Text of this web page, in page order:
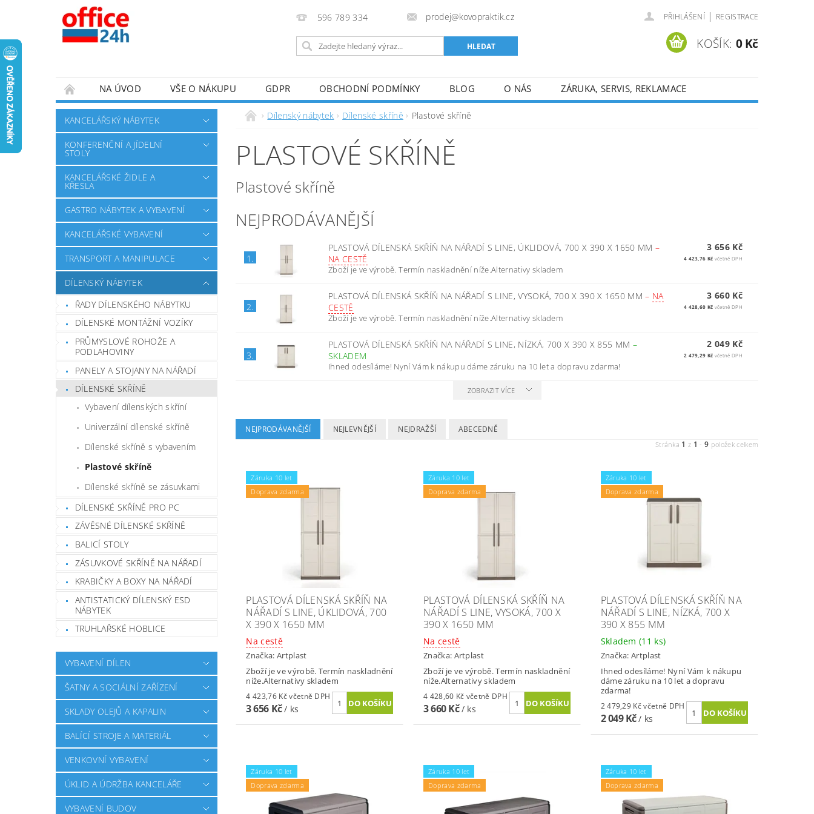
596 789 334 prodej@kovopraktik.cz PŘIHLÁŠENÍ | REGISTRACE
KOŠÍK: 0 Kč
NA ÚVOD VŠE O NÁKUPU GDPR OBCHODNÍ PODMÍNKY BLOG O NÁS ZÁRUKA, SERVIS, REKLAMACE
KANCELÁŘSKÝ NÁBYTEK
KONFERENČNÍ A JÍDELNÍ
STOLY
KANCELÁŘSKÉ ŽIDLE A
KŘESLA
GASTRO NÁBYTEK A VYBAVENÍ
KANCELÁŘSKÉ VYBAVENÍ
TRANSPORT A MANIPULACE
DÍLENSKÝ NÁBYTEK
ŘADY DÍLENSKÉHO NÁBYTKU
DÍLENSKÉ MONTÁŽNÍ VOZÍKY
PRŮMYSLOVÉ ROHOŽE A
PODLAHOVINY
PANELY A STOJANY NA NÁŘADÍ
DÍLENSKÉ SKŘÍNĚ
Vybavení dílenských skříní
Univerzální dílenské skříně
Dílenské skříně s vybavením
Plastové skříně
Dílenské skříně se zásuvkami
DÍLENSKÉ SKŘÍNĚ PRO PC
ZÁVĚSNÉ DÍLENSKÉ SKŘÍNĚ
BALICÍ STOLY
ZÁSUVKOVÉ SKŘÍNĚ NA NÁŘADÍ
KRABIČKY A BOXY NA NÁŘADÍ
ANTISTATICKÝ DÍLENSKÝ ESD
NÁBYTEK
TRUHLAŘSKÉ HOBLICE
VYBAVENÍ DÍLEN
ŠATNY A SOCIÁLNÍ ZAŘÍZENÍ
SKLADY OLEJŮ A KAPALIN
BALÍCÍ STROJE A MATERIÁL
VENKOVNÍ VYBAVENÍ
ÚKLID A ÚDRŽBA KANCELÁŘE
VYBAVENÍ BUDOV
Dílenský nábytek Dílenské skříně Plastové skříně
PLASTOVÉ SKŘÍNĚ
Plastové skříně
NEJPRODÁVANĚJŠÍ
1.
PLASTOVÁ DÍLENSKÁ SKŘÍŇ NA NÁŘADÍ S LINE, ÚKLIDOVÁ, 700 X 390 X 1650 MM –
NA CESTĚ
Zboží je ve výrobě. Termín naskladnění níže.Alternativy skladem
3 656 Kč
4 423,76 Kč včetně DPH
2.
PLASTOVÁ DÍLENSKÁ SKŘÍŇ NA NÁŘADÍ S LINE, VYSOKÁ, 700 X 390 X 1650 MM– NA
CESTĚ
Zboží je ve výrobě. Termín naskladnění níže.Alternativy skladem
3 660 Kč
4 428,60 Kč včetně DPH
3.
PLASTOVÁ DÍLENSKÁ SKŘÍŇ NA NÁŘADÍ S LINE, NÍZKÁ, 700 X 390 X 855 MM –
SKLADEM
Ihned odesíláme! Nyní Vám k nákupu dáme záruku na 10 let a dopravu zdarma!
2 049 Kč
2 479,29 Kč včetně DPH
ZOBRAZIT VÍCE
NEJPRODÁVANĚJŠÍ NEJLEVNĚJŠÍ NEJDRAŽŠÍ ABECEDNĚ
Stránka 1 z 1 -9 položek celkem
Záruka 10 let
Doprava zdarma
PLASTOVÁ DÍLENSKÁ SKŘÍŇ NA
NÁŘADÍ S LINE, ÚKLIDOVÁ, 700
X 390 X 1650 MM
Na cestě
Značka: Artplast
Zboží je ve výrobě. Termín naskladnění
níže.Alternativy skladem
4 423,76 Kč včetně DPH
3 656 Kč/ ks
Záruka 10 let
Doprava zdarma
PLASTOVÁ DÍLENSKÁ SKŘÍŇ NA
NÁŘADÍ S LINE, VYSOKÁ, 700 X
390 X 1650 MM
Na cestě
Značka: Artplast
Zboží je ve výrobě. Termín naskladnění
níže.Alternativy skladem
4 428,60 Kč včetně DPH
3 660 Kč/ ks
Záruka 10 let
Doprava zdarma
PLASTOVÁ DÍLENSKÁ SKŘÍŇ NA
NÁŘADÍ S LINE, NÍZKÁ, 700 X
390 X 855 MM
Skladem(11 ks)
Značka:Artplast
Ihned odesíláme! Nyní Vám k nákupu
dáme záruku na 10 let a dopravu
zdarma!
2 479,29 Kč včetně DPH
2 049 Kč/ ks
Záruka 10 let
Doprava zdarma
Záruka 10 let
Doprava zdarma
Záruka 10 let
Doprava zdarma